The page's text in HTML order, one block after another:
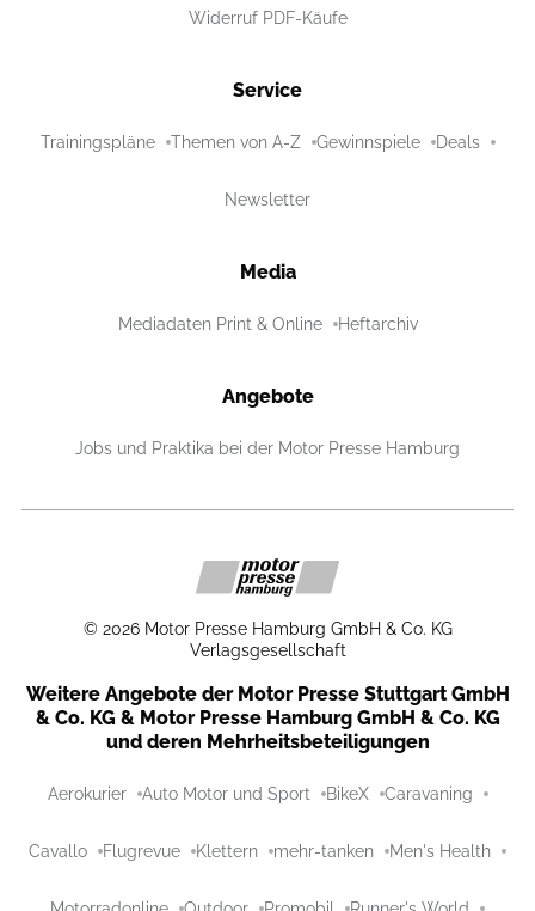
Widerruf PDF-Käufe
Service
Trainingspläne Themen von A-Z Gewinnspiele Deals
Newsletter
Media
Mediadaten Print & Online Heftarchiv
Angebote
Jobs und Praktika bei der Motor Presse Hamburg
© 2026 Motor Presse Hamburg GmbH & Co. KG
Verlagsgesellschaft
Weitere Angebote der Motor Presse Stuttgart GmbH
& Co. KG & Motor Presse Hamburg GmbH & Co. KG
und deren Mehrheitsbeteiligungen
Aerokurier Auto Motor und Sport BikeX Caravaning
Cavallo Flugrevue Klettern mehr-tanken Men's Health